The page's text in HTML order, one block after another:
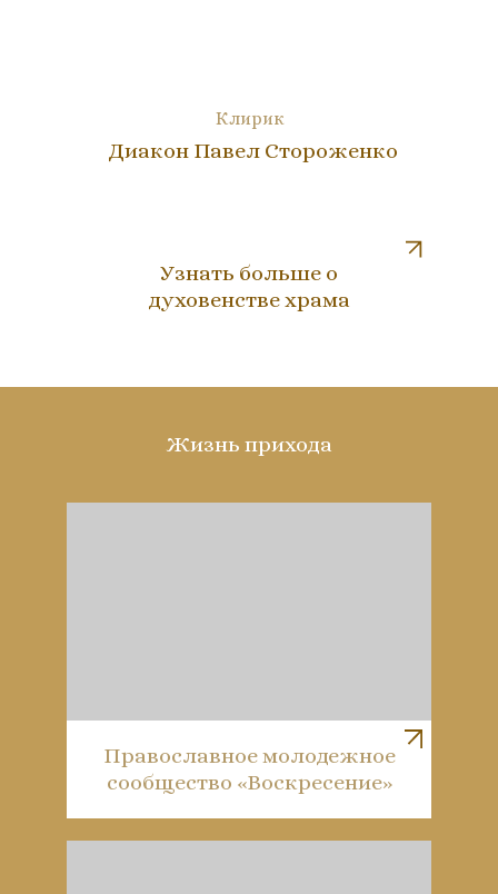
Клирик
Диакон Павел Стороженко
Узнать больше о
духовенстве храма
Жизнь прихода
Православное молодежное
сообщество «Воскресение»